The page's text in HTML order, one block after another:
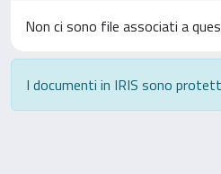
Non ci sono file associati a
I documenti in IRIS sono